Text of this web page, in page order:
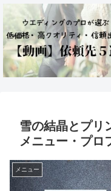
雪の結晶とプリ
メニュー・プロ
メニュー